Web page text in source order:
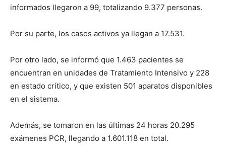
informados llegaron a 99, totalizando 9.377 personas.
Por su parte, los casos activos ya llegan a 17.531.
Por otro lado, se informó que 1.463 pacientes se
encuentran en unidades de Tratamiento Intensivo y 228
en estado crítico, y que existen 501 aparatos disponibles
en el sistema.
Además, se tomaron en las últimas 24 horas 20.295
exámenes PCR, llegando a 1.601.118 en total.